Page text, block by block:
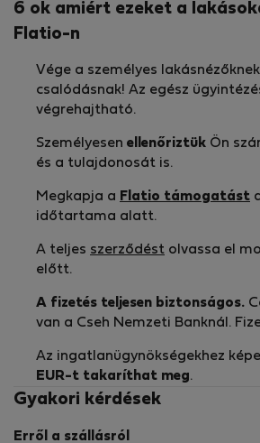
6 ok amiért ezeket a
Flatio-n
Vége a személyes
csalódásnak! Az egész
végrehajtható.
Személyesen ellenőriztük Ön
és a tulajdonosát is.
Megkapja a Flatio támogatást
időtartama alatt.
A teljes szerződést olvassa el
előtt.
A fizetés teljesen biztonságos.
van a Cseh Nemzeti Banknál.
Az ingatlanügynökségekhez
EUR-t takaríthat meg.
Gyakori kérdések
Erről a szállásról